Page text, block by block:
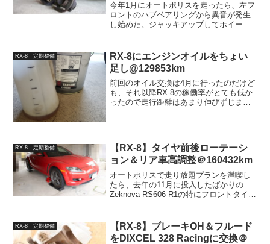
今年1月にオートポリスを走ったら、左フ
ロントのハブベアリングから異音が発生
し始めた。ジャッキアップしてホイール
グの破損なので、交換するしか無い。サ
ーキットを走りまくって...
RX-8 定期整備
RX-8にエンジンオイルをちょい
足し@129853km
前回のオイル交換は4月に行ったのだけど
も、それ以降RX-8の稼働率がとても低か
ったので走行距離はあまり伸びずじま
2000km以上走...
RX-8 定期整備
【RX-8】タイヤ前後ローテーシ
ョン＆リア車高調整＠160432km
オートポリスで走り放題プランを満喫し
たら、去年の11月に投入したばかりの
Zeknova RS606 R1の特にフロントタイヤ
たので、その辺の調整も行う。タイヤロ
ーテーシ...
RX-8 定期整備
【RX-8】ブレーキOH＆フルード
をDIXCEL 328 Racingに交換＠